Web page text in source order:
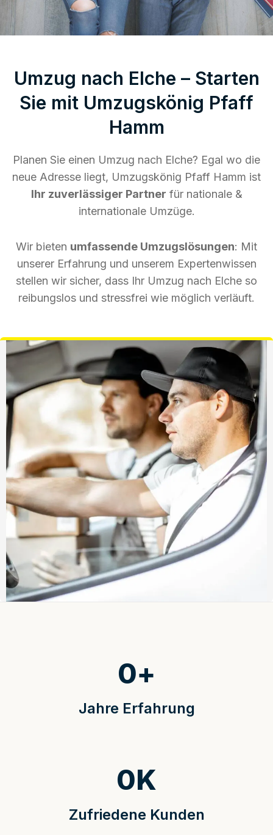
Umzug nach Elche – Starten
Sie mit Umzugskönig Pfaff
Hamm
Planen Sie einen Umzug nach Elche? Egal wo die
neue Adresse liegt, Umzugskönig Pfaff Hamm ist
Ihr zuverlässiger Partner für nationale &
internationale Umzüge.
Wir bieten umfassende Umzugslösungen: Mit
unserer Erfahrung und unserem Expertenwissen
stellen wir sicher, dass Ihr Umzug nach Elche so
reibungslos und stressfrei wie möglich verläuft.
Jahre Erfahrung
0+
Zufriedene Kunden
0K